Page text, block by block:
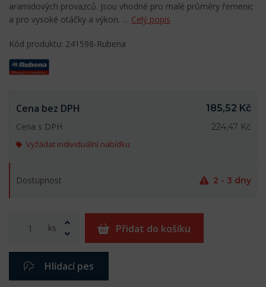
aramidových provazců. Jsou vhodné pro malé průměry řemenic
a pro vysoké otáčky a výkon. … Celý popis
Kód produktu: 241598-Rubena
Cena bez DPH
185,52 Kč
Cena s DPH
224,47 Kč
Vyžádat individuální nabídku
Dostupnost 2 - 3 dny
ks Přidat do košíku
Hlídací pes